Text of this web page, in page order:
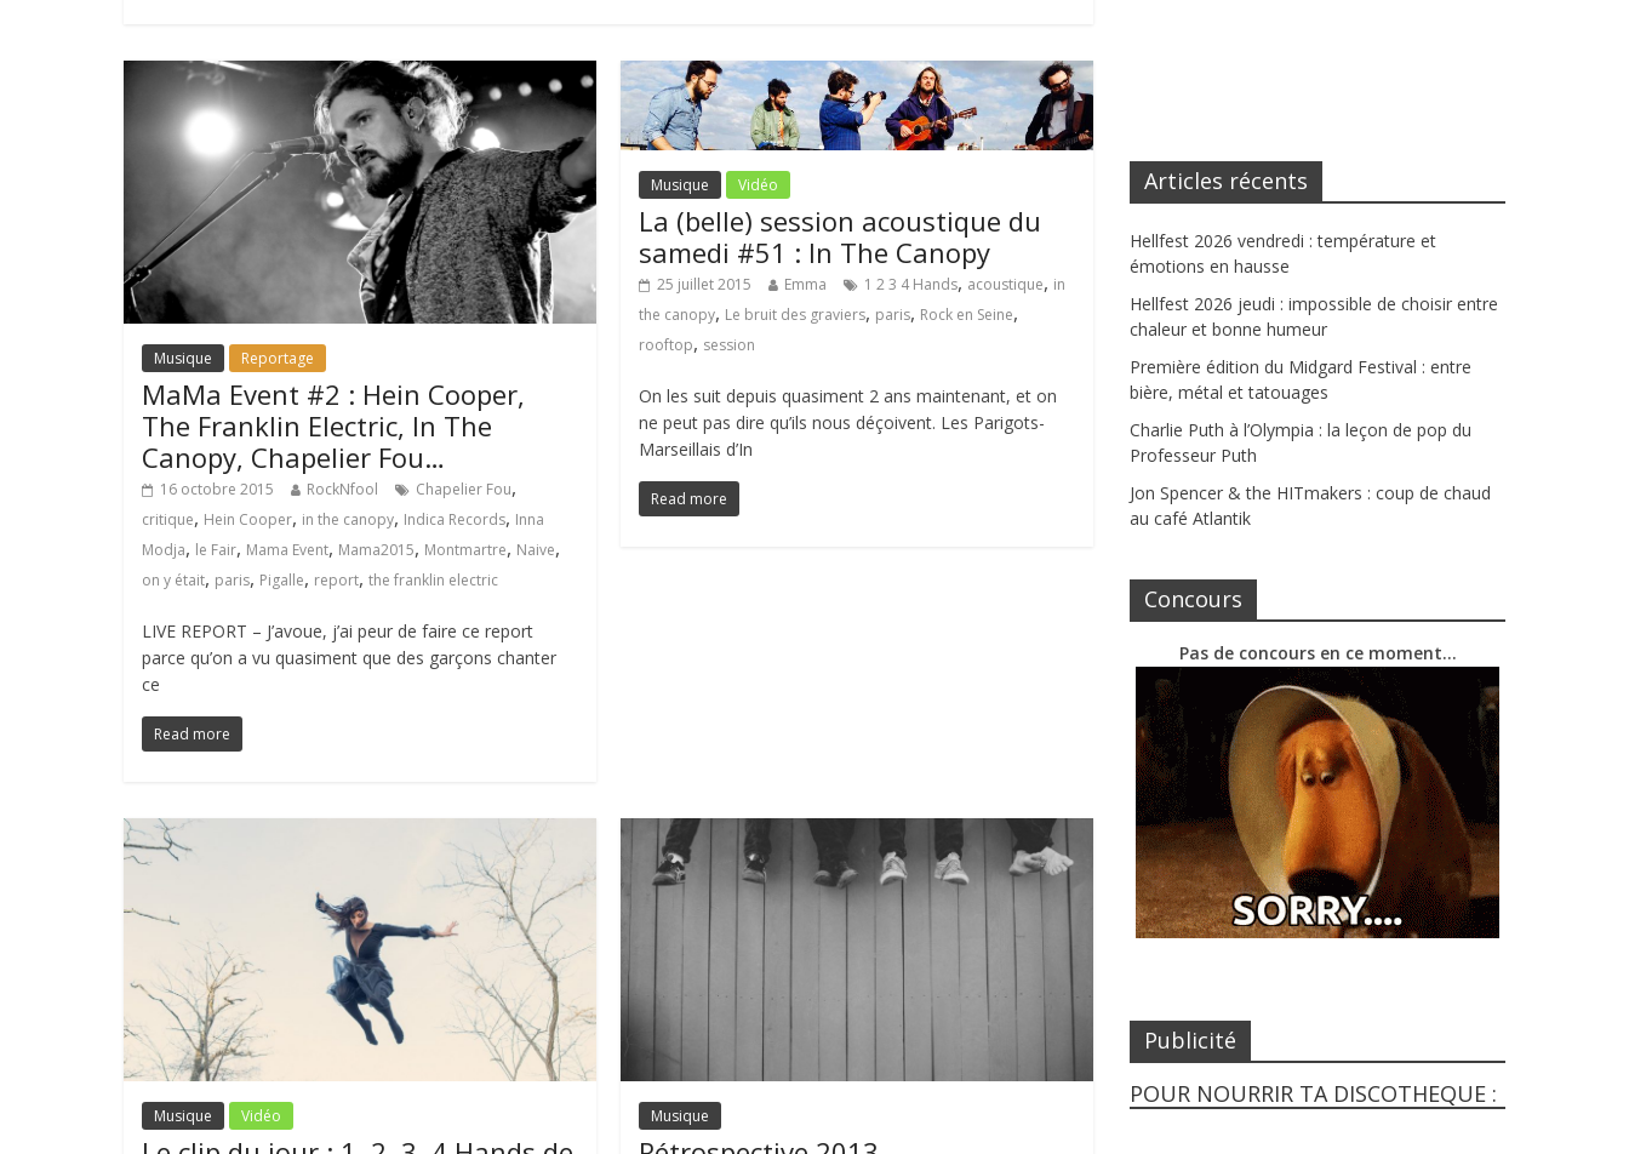
Musique Reportage
MaMa Event #2 : Hein Cooper,
The Franklin Electric, In The
Canopy, Chapelier Fou…
16 octobre 2015 RockNfool Chapelier Fou,
critique, Hein Cooper, in the canopy, Indica Records, Inna
Modja, le Fair, Mama Event, Mama2015, Montmartre, Naive,
on y était, paris, Pigalle, report, the franklin electric
LIVE REPORT – J’avoue, j’ai peur de faire ce report
parce qu’on a vu quasiment que des garçons chanter
ce
Read more
Musique Vidéo
La (belle) session acoustique du
samedi #51 : In The Canopy
25 juillet 2015 Emma 1 2 3 4 Hands, acoustique, in
the canopy, Le bruit des graviers, paris, Rock en Seine,
rooftop, session
On les suit depuis quasiment 2 ans maintenant, et on
ne peut pas dire qu’ils nous déçoivent. Les Parigots-
Marseillais d’In
Read more
Musique Vidéo Musique
Articles récents
Hellfest 2026 vendredi : température et
émotions en hausse
Hellfest 2026 jeudi : impossible de choisir entre
chaleur et bonne humeur
Première édition du Midgard Festival : entre
bière, métal et tatouages
Charlie Puth à l’Olympia : la leçon de pop du
Professeur Puth
Jon Spencer & the HITmakers : coup de chaud
au café Atlantik
Concours
Pas de concours en ce moment…
Publicité
POUR NOURRIR TA DISCOTHEQUE :